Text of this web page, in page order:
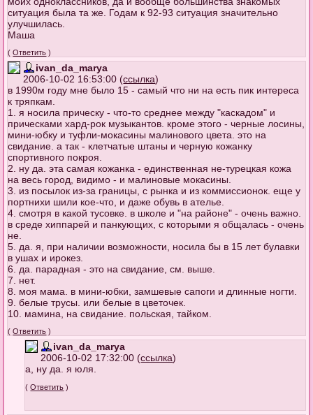
ситуация была та же. Годам к 92-93 ситуация значительно
улучшилась.
Маша
(Ответить )
ivan_da_marya
2006-10-02 16:53:00 (ссылка)
в 1990м году мне было 15 - самый что ни на есть пик интереса
к тряпкам.
1. я носила прическу - что-то среднее между "каскадом" и
прическами хард-рок музыкантов. кроме этого - черные лосины,
мини-юбку и туфли-мокасины малинового цвета. это на
свидание. а так - клетчатые штаны и черную кожанку
спортивного покроя.
2. ну да. эта самая кожанка - единственная не-турецкая кожа
на весь город, видимо - и малиновые мокасины.
3. из посылок из-за границы, с рынка и из коммиссионок. еще у
портнихи шили кое-что, и даже обувь в ателье.
4. смотря в какой тусовке. в школе и "на районе" - очень важно.
в среде хиппарей и панкующих, с которыми я общалась - очень
не.
5. да. я, при наличии возможности, носила бы в 15 лет булавки
в ушах и ирокез.
6. да. парадная - это на свидание, см. выше.
7. нет.
8. моя мама. в мини-юбки, замшевые сапоги и длинные ногти.
9. белые трусы. или белые в цветочек.
10. мамина, на свидание. польская, тайком.
(Ответить )
ivan_da_marya
2006-10-02 17:32:00 (ссылка)
а, ну да. я юля.
(Ответить )